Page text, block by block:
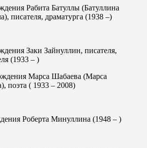
Рабита Батуллы (Батуллина
писателя, драматурга (1938 –)
Заки Зайнуллин, писателя,
(1933 – )
Марса Шабаева (Марса
поэта ( 1933 – 2008)
Роберта Минуллина (1948 – )